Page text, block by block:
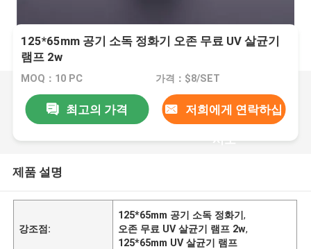
125*65mm 공기 소독 정화기 오존 무료 UV 살균기
램프 2w
MOQ：10 PC 가격：$8/SET
최고의 가격 저희에게 연락하십
시오
제품 설명
강조점:
125*65mm 공기 소독 정화기,
오존 무료 UV 살균기 램프 2w,
125*65mm UV 살균기 램프